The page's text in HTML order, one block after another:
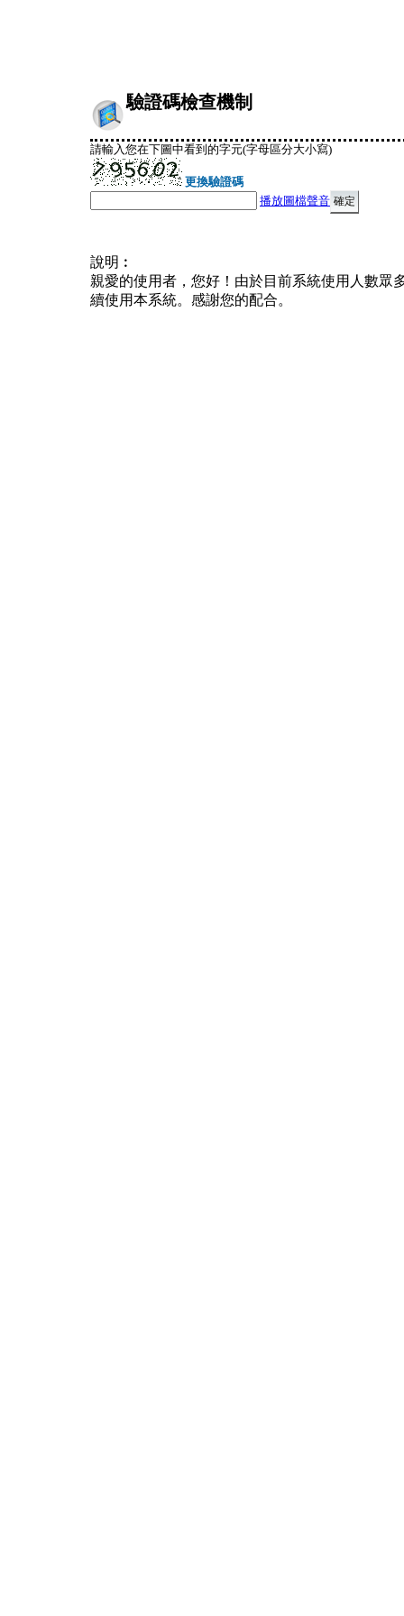
驗證碼檢查機制
請輸入您在下圖中看到的字元(字母區分大小寫)
更換驗證碼
播放圖檔聲音
說明︰
親愛的使用者，您好！由於目前系統使用人數眾
續使用本系統。感謝您的配合。